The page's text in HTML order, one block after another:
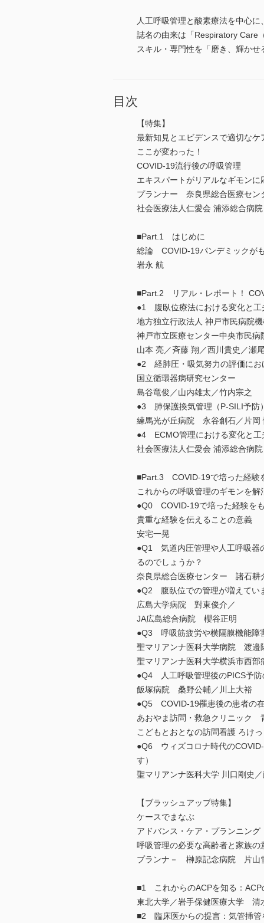
人工呼吸管理と酸素療法を中心
誌名の由来は「Respiratory Care
スキル・専門性を「磨き、輝か
目次
【特集】
最新知見とエビデンスで適切なケ
ここが変わった！
COVID-19流行後の呼吸管理
エキスパートがリアルなギモンに
プランナー 奈良県総合医療セン
社会医療法人仁愛会 浦添総合病
■Part.1 はじめに
総論 COVID-19パンデミックが
岩永 航
■Part.2 リアル・レポート！
●1 腹臥位療法における変化と工
地方独立行政法人 神戸市民病院
神戸市立医療センター中央市民
山本 亮／斉藤 翔／西川貴史／瀬
●2 経肺圧・吸気努力の評価にお
国立循環器病研究センター
島谷竜俊／山内雄太／竹内宗之
●3 肺保護換気管理（P-SILI予防
練馬光が丘病院 永谷創石／片岡
●4 ECMO管理における変化と工
社会医療法人仁愛会 浦添総合病
■Part.3 COVID-19で培った経験
これからの呼吸管理のギモンを
●Q0 COVID-19で培った経験を
貴重な経験を伝えることの意義
安宅一晃
●Q1 気道内圧管理や人工呼吸器
るのでしょうか？
奈良県総合医療センター 諸石耕
●Q2 腹臥位での管理が増えてい
広島大学病院 對東俊介／
JA広島総合病院 櫻谷正明
●Q3 呼吸筋疲労や横隔膜機能障
聖マリアンナ医科大学病院 渡邉
聖マリアンナ医科大学横浜市西
●Q4 人工呼吸管理後のPICS予防
飯塚病院 桑野公輔／川上大裕
●Q5 COVID-19罹患後の患者の
あおやま訪問・救急クリニック
こどもとおとなの訪問看護 ろけ
●Q6 ウィズコロナ時代の
す）
聖マリアンナ医科大学 川口剛史
【ブラッシュアップ特集】
ケースでまなぶ
アドバンス・ケア・プランニング
呼吸管理の必要な高齢者と家族の
プランナ－ 榊原記念病院 片山
■1 これからのACPを知る：ACP
東北大学／岩手保健医療大学 清
■2 臨床医からの提言：気管挿管